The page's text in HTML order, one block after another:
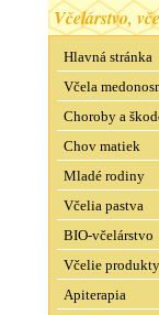
Včelárstvo,
Hlavná stránka
Včela
Choroby a
Chov matiek
Mladé rodiny
Včelia pastva
BIO-včelárstvo
Včelie produkty
Apiterapia